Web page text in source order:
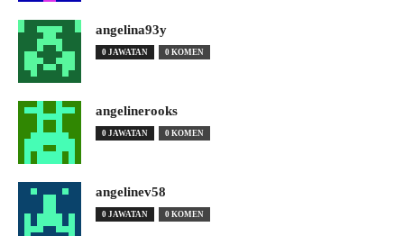
angelina93y
0 JAWATAN 0 KOMEN
angelinerooks
0 JAWATAN 0 KOMEN
angelinev58
0 JAWATAN 0 KOMEN